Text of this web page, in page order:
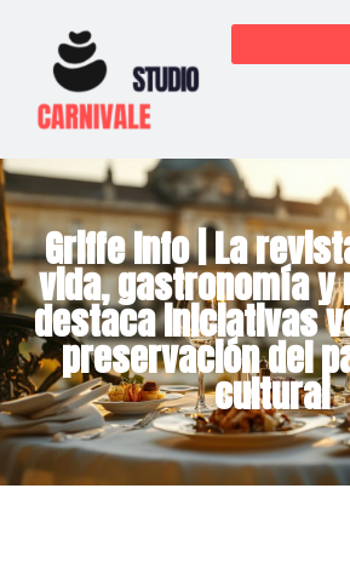
Griffe Info | La
vida, gastronomía y
destaca iniciativas
preservación del
cultural